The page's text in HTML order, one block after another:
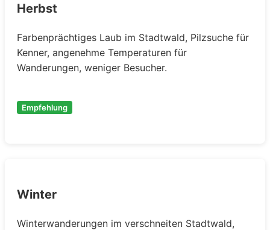
Herbst
Farbenprächtiges Laub im Stadtwald, Pilzsuche für
Kenner, angenehme Temperaturen für
Wanderungen, weniger Besucher.
Empfehlung
Winter
Winterwanderungen im verschneiten Stadtwald,